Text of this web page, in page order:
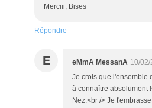
Merciii, Bises
Répondre
E eMmA MessanA 10/
Je crois que l'ensemble
à connaître absolument
Nez.<br /> Je